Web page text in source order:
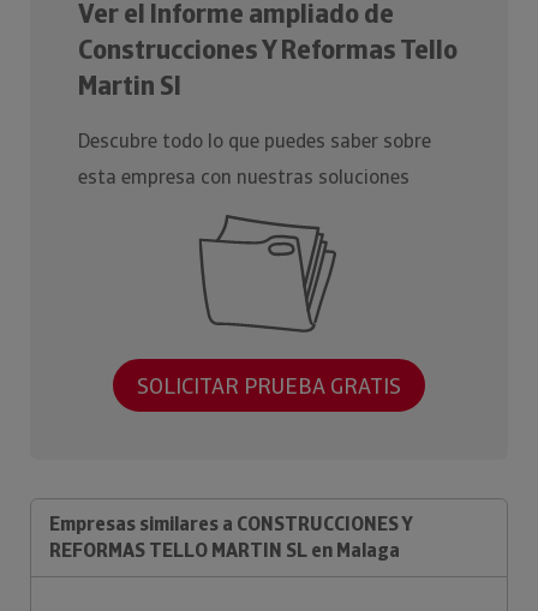
Ver el Informe ampliado de
Construcciones Y Reformas Tello
Martin Sl
Descubre todo lo que puedes saber sobre
esta empresa con nuestras soluciones
SOLICITAR PRUEBA GRATIS
Empresas similares a CONSTRUCCIONES Y
REFORMAS TELLO MARTIN SL en Malaga